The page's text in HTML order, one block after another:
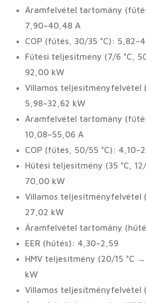
Áramfelvétel tartomány
7,90–40,48 A
COP (fűtés, 30/35 °C):
Fűtési teljesítmény (7/6 °C,
92,00 kW
Villamos teljesítményfelvétel
5,98–32,62 kW
Áramfelvétel tartomány
10,08–55,06 A
COP (fűtés, 50/55 °C):
Hűtési teljesítmény (35 °C,
70,00 kW
Villamos teljesítményfelvétel
27,02 kW
Áramfelvétel tartomány
EER (hűtés): 4,30–2,59
HMV teljesítmény (20/15 °C
kW
Villamos teljesítményfelvétel